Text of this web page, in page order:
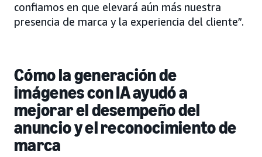
confiamos en que elevará aún más nuestra
presencia de marca y la experiencia del cliente”.
Cómo la generación de
imágenes con IA ayudó a
mejorar el desempeño del
anuncio y el reconocimiento de
marca